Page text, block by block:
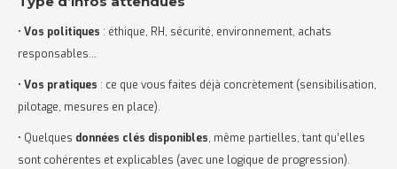
• Vos politiques : éthique, RH, sécurité, environnement, achats
responsables…
• Vos pratiques : ce que vous faites déjà concrètement (sensibilisation,
pilotage, mesures en place).
• Quelques données clés disponibles, même partielles, tant qu’elles
sont cohérentes et explicables (avec une logique de progression).